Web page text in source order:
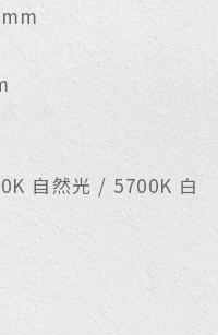
自然光 / 5700K 白